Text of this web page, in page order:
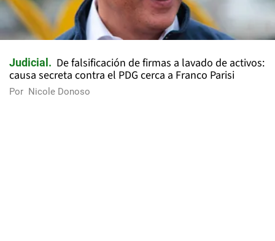
Judicial
De falsificación de firmas a lavado de activos:
causa secreta contra el PDG cerca a Franco Parisi
Por Nicole Donoso